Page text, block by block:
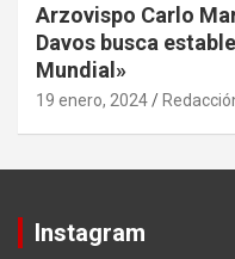
Arzovispo Carlo
Davos busca
Mundial»
19 enero, 2024
Instagram